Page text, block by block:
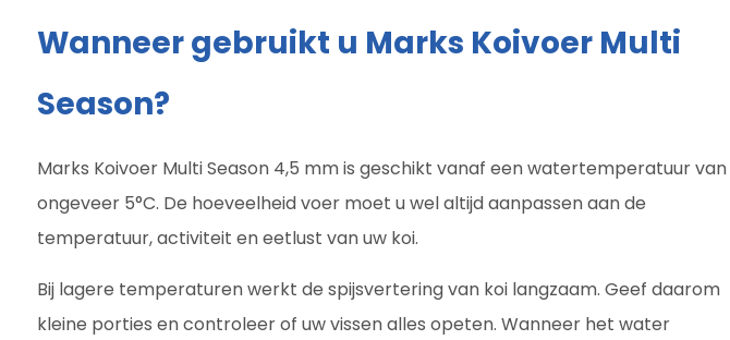
Wanneer gebruikt u Marks Koivoer Multi
Season?
Marks Koivoer Multi Season 4,5 mm is geschikt vanaf een watertemperatuur van
ongeveer 5°C. De hoeveelheid voer moet u wel altijd aanpassen aan de
temperatuur, activiteit en eetlust van uw koi.
Bij lagere temperaturen werkt de spijsvertering van koi langzaam. Geef daarom
kleine porties en controleer of uw vissen alles opeten. Wanneer het water